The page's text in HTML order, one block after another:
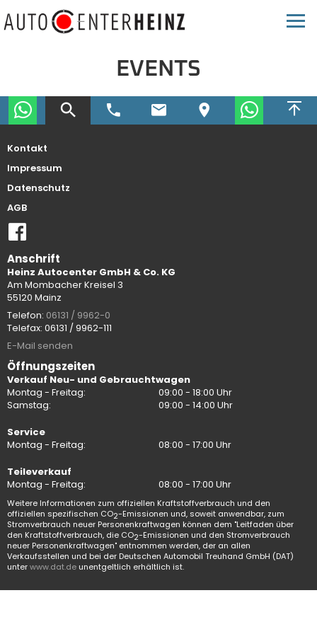
EVENTS
Kontakt
Impressum
Datenschutz
AGB
Anschrift
Heinz Autocenter GmbH & Co. KG
Am Mombacher Kreisel 3
55120 Mainz
Telefon: 06131 / 9962-0
Telefax: 06131 / 9962-111
E-Mail senden
Öffnungszeiten
Verkauf Neu- und Gebrauchtwagen
Montag - Freitag:
09:00 - 18:00 Uhr
Samstag:
09:00 - 14:00 Uhr
Service
Montag - Freitag:
08:00 - 17:00 Uhr
Teileverkauf
Montag - Freitag:
08:00 - 17:00 Uhr
Weitere Informationen zum offiziellen Kraftstoffverbrauch und den
offiziellen spezifischen CO2-Emissionen und, soweit anwendbar, zum
Stromverbrauch neuer Personenkraftwagen können dem "Leitfaden über
den Kraftstoffverbrauch, die CO2-Emissionen und den Stromverbrauch
neuer Personenkraftwagen" entnommen werden, der an allen
Verkaufsstellen und bei der Deutschen Automobil Treuhand GmbH (DAT)
unterwww.dat.de unentgeltlich erhältlich ist.